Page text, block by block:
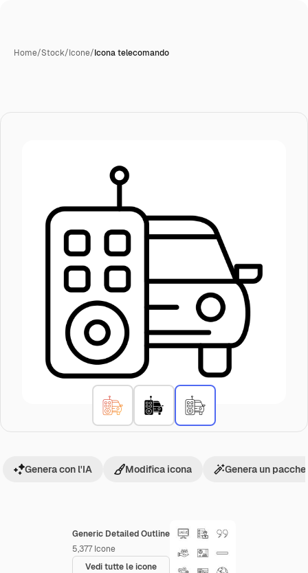
Home/Stock/Icone/Icona telecomando
Generic Detailed Outline
5,377 Icone
Vedi tutte le icone
Genera con l'IA Modifica icona Genera un